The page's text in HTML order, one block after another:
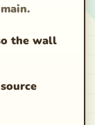
the wall